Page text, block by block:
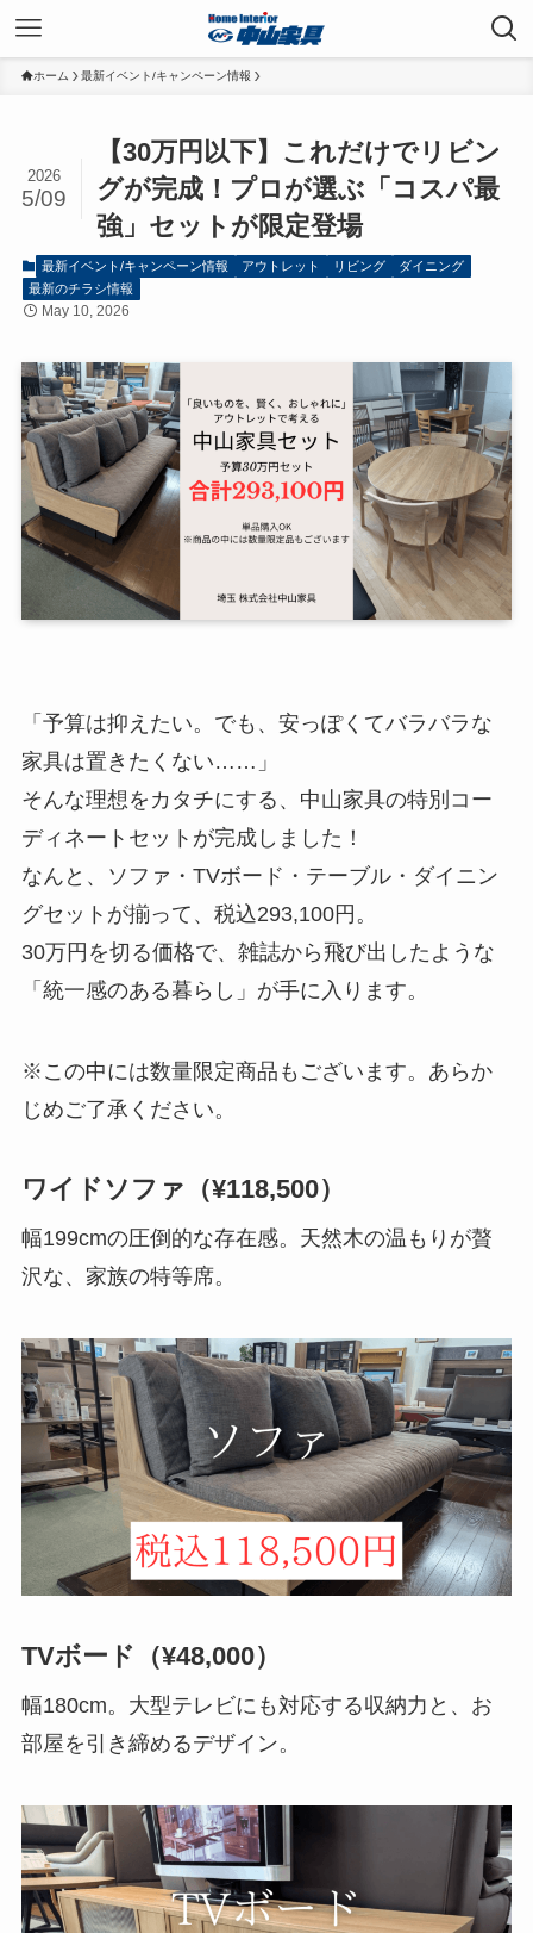
ホーム 最新イベント/キャンペーン情報
【30万円以下】これだけでリビン
グが完成！プロが選ぶ「コスパ最
強」セットが限定登場
2026
5/09
最新イベント/キャンペーン情報 アウトレット リビング
ダイニング
最新のチラシ情報
May 10, 2026
「予算は抑えたい。でも、安っぽくてバラバラな
家具は置きたくない……」
そんな理想をカタチにする、中山家具の特別コー
ディネートセットが完成しました！
​なんと、ソファ・TVボード・テーブル・ダイニン
グセットが揃って、税込293,100円。
30万円を切る価格で、雑誌から飛び出したような
「統一感のある暮らし」が手に入ります。
※この中には数量限定商品もございます。あらか
じめご了承ください。
ワイドソファ（¥118,500）
幅199cmの圧倒的な存在感。天然木の温もりが贅
沢な、家族の特等席。
TVボード（¥48,000）
幅180cm。大型テレビにも対応する収納力と、お
部屋を引き締めるデザイン。